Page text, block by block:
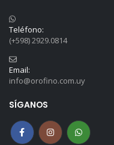
Teléfono:
(+598) 2929.0814
Email:
info@orofino.com.uy
SÍGANOS